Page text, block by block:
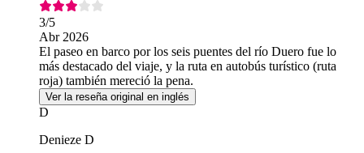
3/5
Abr 2026
El paseo en barco por los seis puentes del río Duero fue lo
más destacado del viaje, y la ruta en autobús turístico (ruta
roja) también mereció la pena.
Ver la reseña original en inglés
D
Denieze D